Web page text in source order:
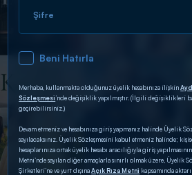
DİĞER SONUÇLAR
Şifre
Beni Hatırla
Merhaba, kullanmakta olduğunuz üyelik hesabınıza ilişkin
Sözleşmesi’nde değişiklik yapılmıştır. (İlgili değişiklikleri
geçirebilirsiniz.)
Devam etmeniz ve hesabınıza giriş yapmanız halinde Üyelik
sayılacaksınız. Üyelik Sözleşmesini kabul etmeniz halinde;
hesaplarınıza ortak üyelik hesabı aracılığıyla giriş
Metni’nde sayılan diğer amaçlarla sınırlı olmak üzere, Üyelik
Şirketleri’ne ve yurt dışınaAçık Rıza Metni kapsamında